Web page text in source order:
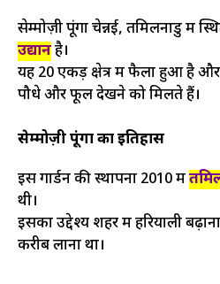
सेम्मोज़ी पूंगा चेन्नई, तमिलनाडु में
उद्यानहै।
यह 20 एकड़ क्षेत्र में फैला हुआ है और
पौधे और फूल देखने को मिलते हैं।
सेम्मोज़ी पूंगा का इतिहास
इस गार्डन की स्थापना 2010 में
थी।
इसका उद्देश्य शहर में हरियाली
करीब लाना था।